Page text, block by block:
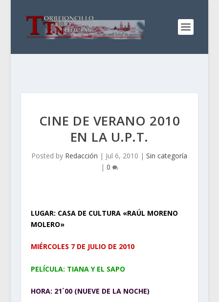
CINE DE VERANO 2010
EN LA U.P.T.
Posted by Redacción | Jul 6, 2010 |Sin categoría
| 0
LUGAR: CASA DE CULTURA «RAÚL MORENO
MOLERO»
MIÉRCOLES 7 DE JULIO DE 2010
PELÍCULA: TIANA Y EL SAPO
HORA: 21´00 (NUEVE DE LA NOCHE)